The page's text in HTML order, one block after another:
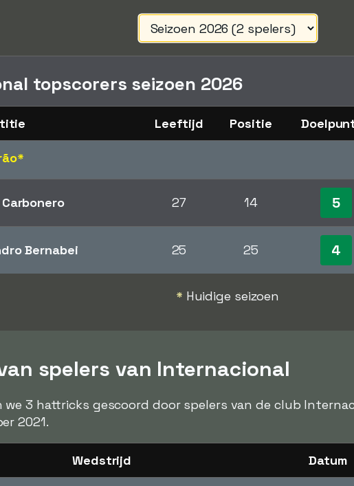
topscorers seizoen 2026
Leeftijd Positie
*
27 14 5
Bernabei 25 25 4
* Huidige seizoen
spelers van Internacional
3 hattricks gescoord door spelers van de club
2021.
Wedstrijd Datum